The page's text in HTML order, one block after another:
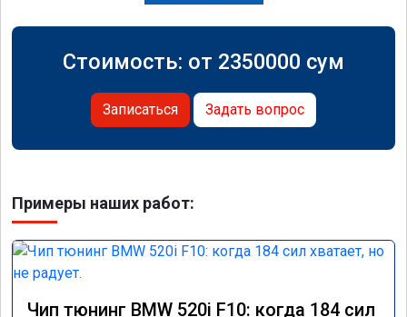
Стоимость: от 2350000 сум
Записаться Задать вопрос
Примеры наших работ:
Чип тюнинг BMW 520i F10: когда 184 сил